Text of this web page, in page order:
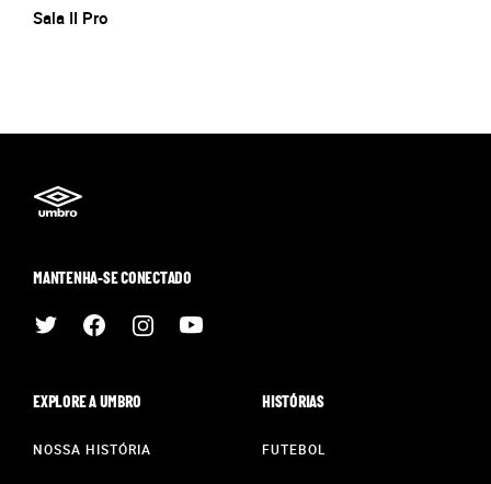
Sala II Pro
MANTENHA-SE CONECTADO
EXPLORE A UMBRO
NOSSA HISTÓRIA
HISTÓRIAS
FUTEBOL